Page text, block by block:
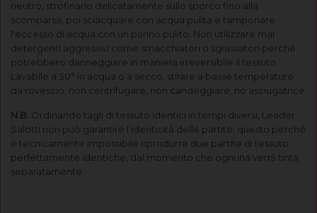
neutro, strofinarlo delicatamente sullo sporco fino alla
scomparsa, poi sciacquare con acqua pulita e tamponare
l'eccesso di acqua con un panno pulito. Non utilizzare mai
detergenti aggressivi come smacchiatori o sgrassatori perché
potrebbero danneggiare in maniera irreversibile il tessuto.
Lavabile a 30° in acqua o a secco, stirare a basse temperature
da rovescio, non centrifugare, non candeggiare, no asciugatrice
N.B. Ordinando tagli di tessuto identici in tempi diversi, Leader
Salotti non può garantire l’identicità delle partite; questo perché
è tecnicamente impossibile riprodurre due partite di tessuto
perfettamente identiche, dal momento che ognuna verrà tinta
separatamente.